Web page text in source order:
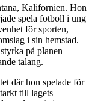
Kalifornien. Hon
spela fotboll i ung
för sporten,
i sin hemstad.
på planen
talang.
där hon spelade för
till lagets